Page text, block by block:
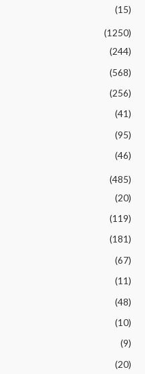
(15)
(1250)
(244)
(568)
(256)
(41)
(95)
(46)
(485)
(20)
(119)
(181)
(67)
(11)
(48)
(10)
(9)
(20)